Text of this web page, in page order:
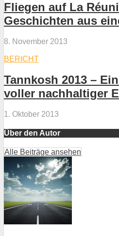
Fliegen auf La
Geschichten aus
8. November 2013
BERICHT
Tannkosh 2013 –
voller nachhaltiger
1. Oktober 2013
Über den Autor
Alle Beiträge ansehen